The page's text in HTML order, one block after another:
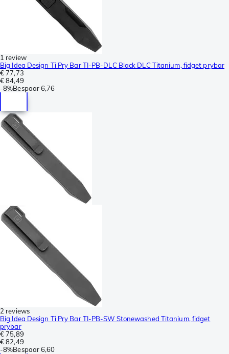
1 review
Big Idea Design Ti Pry Bar TI-PB-DLC Black DLC Titanium, fidget prybar
€ 77,73
€ 84,49
-8%Bespaar6,76
2 reviews
Big Idea Design Ti Pry Bar TI-PB-SW Stonewashed Titanium, fidget
prybar
€ 75,89
€ 82,49
-8%Bespaar6,60